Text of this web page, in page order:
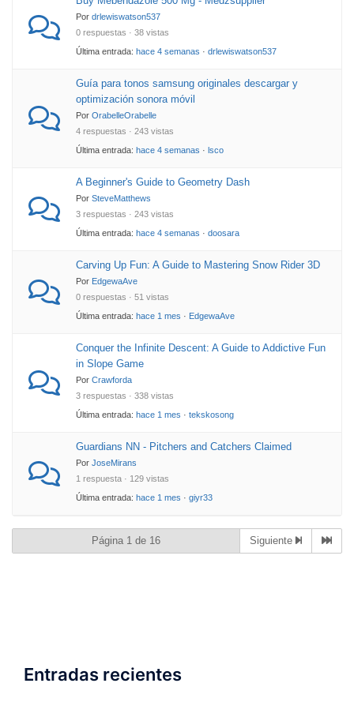
Por drlewiswatson537
0 respuestas · 38 vistas
Última entrada: hace 4 semanas · drlewiswatson537
Guía para tonos samsung originales descargar y
optimización sonora móvil
Por OrabelleOrabelle
4 respuestas · 243 vistas
Última entrada: hace 4 semanas · lsco
A Beginner's Guide to Geometry Dash
Por SteveMatthews
3 respuestas · 243 vistas
Última entrada: hace 4 semanas · doosara
Carving Up Fun: A Guide to Mastering Snow Rider 3D
Por EdgewaAve
0 respuestas · 51 vistas
Última entrada: hace 1 mes · EdgewaAve
Conquer the Infinite Descent: A Guide to Addictive Fun
in Slope Game
Por Crawforda
3 respuestas · 338 vistas
Última entrada: hace 1 mes · tekskosong
Guardians NN - Pitchers and Catchers Claimed
Por JoseMirans
1 respuesta · 129 vistas
Última entrada: hace 1 mes · giyr33
Página 1 de 16 Siguiente
Entradas recientes